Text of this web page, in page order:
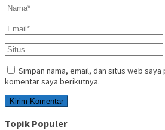
Simpan nama, email, dan situs web
komentar saya berikutnya.
Topik Populer